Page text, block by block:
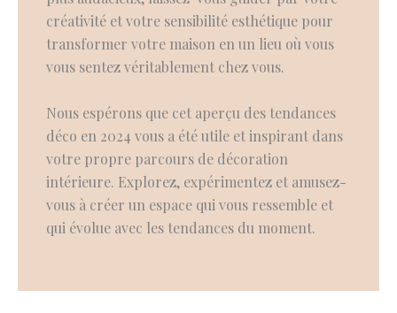
créativité et votre sensibilité esthétique pour
transformer votre maison en un lieu où vous
vous sentez véritablement chez vous.
Nous espérons que cet aperçu des tendances
déco en 2024 vous a été utile et inspirant dans
votre propre parcours de décoration
intérieure. Explorez, expérimentez et amusez-
vous à créer un espace qui vous ressemble et
qui évolue avec les tendances du moment.